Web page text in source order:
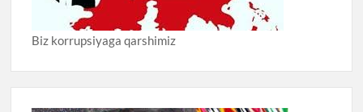
Biz korrupsiyaga qarshimiz